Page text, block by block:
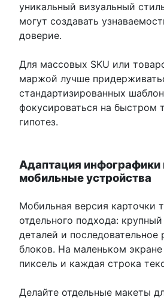
уникальный визуальный
могут создавать
доверие.
Для массовых SKU или
маржой лучше
стандартизированных
фокусироваться на быстром
гипотез.
Адаптация инфографики
мобильные устройства
Мобильная версия карточки
отдельного подхода:
деталей и последовательное
блоков. На маленьком
пиксель и каждая строка
Делайте отдельные макеты